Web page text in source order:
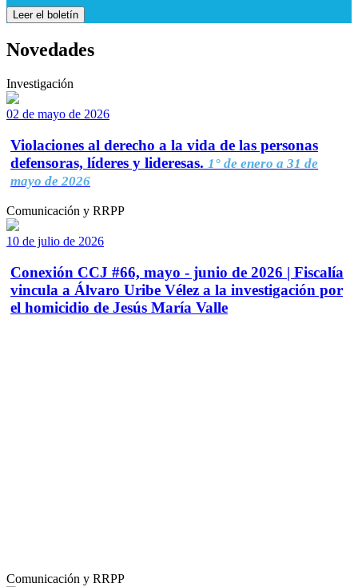
Leer el boletín
Novedades
Investigación
02 de mayo de 2026
Violaciones al derecho a la vida de las personas
defensoras, líderes y lideresas. 1° de enero a 31 de
mayo de 2026
Comunicación y RRPP
10 de julio de 2026
Conexión CCJ #66, mayo - junio de 2026 | Fiscalía
vincula a Álvaro Uribe Vélez a la investigación por
el homicidio de Jesús María Valle
Comunicación y RRPP